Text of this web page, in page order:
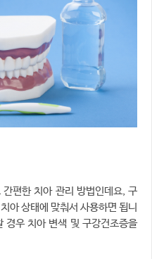
편한 치아 관리 방법인데요, 구
아 상태에 맞춰서 사용하면 됩니
경우 치아 변색 및 구강건조증을